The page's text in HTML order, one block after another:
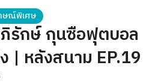
ษณ์พิเศษ
ภิรักษ์ กุนซือฟุตบอล
| หลังสนาม EP.19